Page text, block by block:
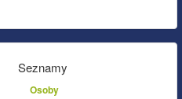
Seznamy
Osoby